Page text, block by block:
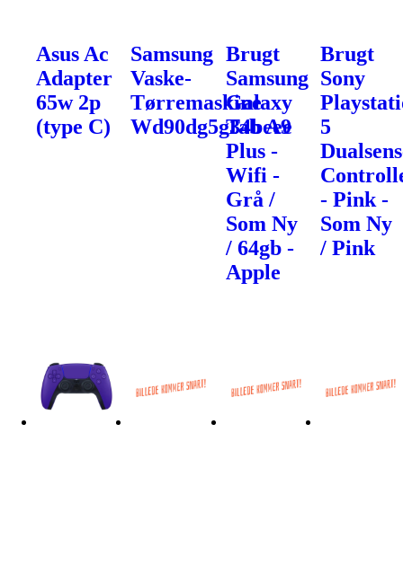
Asus Ac
Adapter
65w 2p
(type C)
Samsung
Vaske-
Tørremaskine
Wd90dg5g34beee
Brugt
Samsung
Galaxy
Tab A9
Plus -
Wifi -
Grå /
Som Ny
/ 64gb -
Apple
Brugt
Sony
5
- Pink -
Som Ny
/ Pink